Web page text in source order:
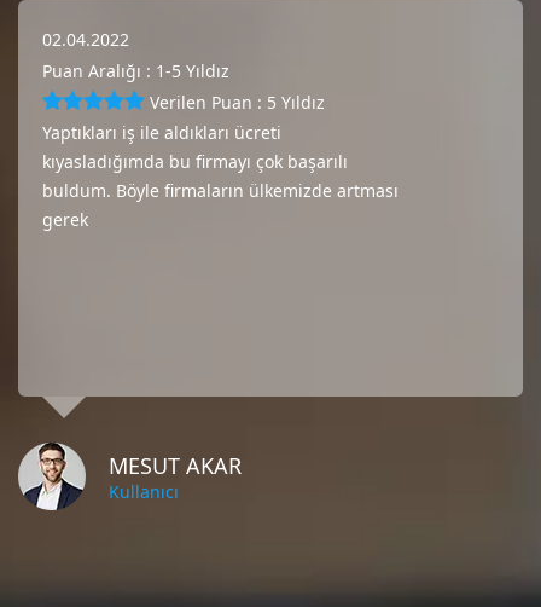
02.04.2022
Puan Aralığı : 1-5 Yıldız
Verilen Puan : 5 Yıldız
Yaptıkları iş ile aldıkları ücreti
kıyasladığımda bu firmayı çok başarılı
buldum. Böyle firmaların ülkemizde artması
gerek
MESUT AKAR
Kullanıcı